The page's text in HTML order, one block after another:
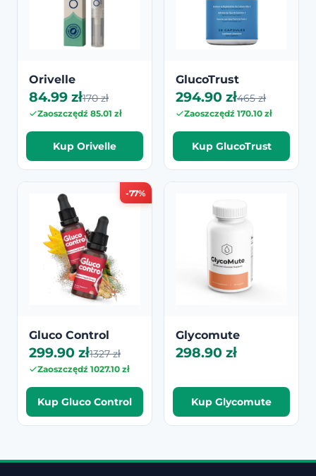
Orivelle
84.99 zł170 zł
Zaoszczędź 85.01 zł
Kup Orivelle
GlucoTrust
294.90 zł465 zł
Zaoszczędź 170.10 zł
Kup GlucoTrust
-77%
Gluco Control
299.90 zł1327 zł
Zaoszczędź 1027.10 zł
Kup Gluco Control
Glycomute
298.90 zł
Kup Glycomute